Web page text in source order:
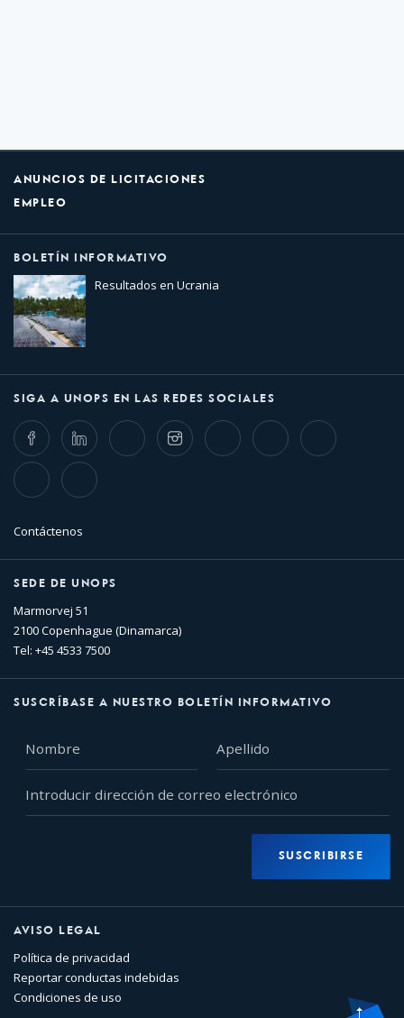
ANUNCIOS DE LICITACIONES
EMPLEO
BOLETÍN INFORMATIVO
Resultados en Ucrania
SIGA A UNOPS EN LAS REDES SOCIALES
FacebookLinkedIn Twitter InstagramWhatsappBluesky Threads
TikTok Flickr
Contáctenos
SEDE DE UNOPS
Marmorvej 51
2100 Copenhague (Dinamarca)
Tel: +45 4533 7500
SUSCRÍBASE A NUESTRO BOLETÍN INFORMATIVO
dirección
SUSCRIBIRSE
AVISO LEGAL
Política de privacidad
Reportar conductas indebidas
Condiciones de uso